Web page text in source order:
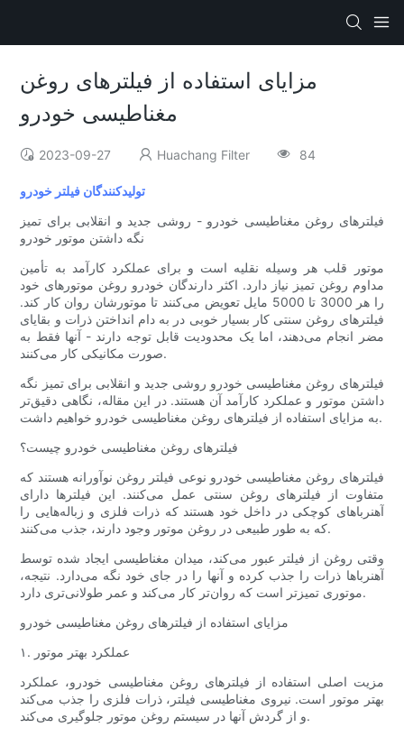
مزایای استفاده از فیلترهای روغن
مغناطیسی خودرو
2023-09-27 Huachang Filter 84
تولیدکنندگان فیلتر خودرو
فیلترهای روغن مغناطیسی خودرو - روشی جدید و انقلابی برای تمیز
نگه داشتن موتور خودرو
موتور قلب هر وسیله نقلیه است و برای عملکرد کارآمد به تأمین
مداوم روغن تمیز نیاز دارد. اکثر دارندگان خودرو روغن موتورهای خود
را هر 3000 تا 5000 مایل تعویض می‌کنند تا موتورشان روان کار کند.
فیلترهای روغن سنتی کار بسیار خوبی در به دام انداختن ذرات و بقایای
مضر انجام می‌دهند، اما یک محدودیت قابل توجه دارند - آنها فقط به
صورت مکانیکی کار می‌کنند.
فیلترهای روغن مغناطیسی خودرو روشی جدید و انقلابی برای تمیز نگه
داشتن موتور و عملکرد کارآمد آن هستند. در این مقاله، نگاهی دقیق‌تر
به مزایای استفاده از فیلترهای روغن مغناطیسی خودرو خواهیم داشت.
فیلترهای روغن مغناطیسی خودرو چیست؟
فیلترهای روغن مغناطیسی خودرو نوعی فیلتر روغن نوآورانه هستند که
متفاوت از فیلترهای روغن سنتی عمل می‌کنند. این فیلترها دارای
آهنرباهای کوچکی در داخل خود هستند که ذرات فلزی و زباله‌هایی را
که به طور طبیعی در روغن موتور وجود دارند، جذب می‌کنند.
وقتی روغن از فیلتر عبور می‌کند، میدان مغناطیسی ایجاد شده توسط
آهنرباها ذرات را جذب کرده و آنها را در جای خود نگه می‌دارد. نتیجه،
موتوری تمیزتر است که روان‌تر کار می‌کند و عمر طولانی‌تری دارد.
مزایای استفاده از فیلترهای روغن مغناطیسی خودرو
۱. عملکرد بهتر موتور
مزیت اصلی استفاده از فیلترهای روغن مغناطیسی خودرو، عملکرد
بهتر موتور است. نیروی مغناطیسی فیلتر، ذرات فلزی را جذب می‌کند
و از گردش آنها در سیستم روغن موتور جلوگیری می‌کند.